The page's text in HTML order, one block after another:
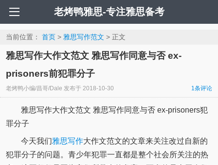
老烤鸭雅思-专注雅思备考
当前位置： 首页> 雅思写作范文 > 正文
雅思写作大作文范文 雅思写作同意与否 ex-
prisoners前犯罪分子
老烤鸭小编/昌哥/Dale 发布于 2018-10-30 1条评论
雅思写作大作文范文 雅思写作同意与否 ex-prisoners犯
罪分子
今天我们雅思写作大作文范文的文章来关注改过自新的
犯罪分子的问题。青少年犯罪一直都是整个社会所关注的热